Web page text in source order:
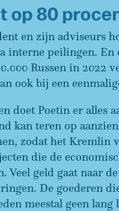
op 80
en zijn adviseurs
interne peilingen.
Russen in 2022
ook bij een
doet Poetin er alles
kan teren op
zodat het Kremlin
die de
Veel geld gaat naar
De goederen
meestal geen lang